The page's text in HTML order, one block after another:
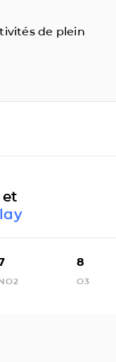
de plein
8
O3